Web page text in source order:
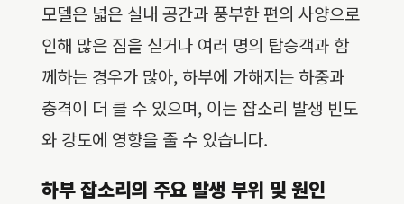
모델은 넓은 실내 공간과 풍부한 편의 사양으로
인해 많은 짐을 싣거나 여러 명의 탑승객과 함
께하는 경우가 많아, 하부에 가해지는 하중과
충격이 더 클 수 있으며, 이는 잡소리 발생 빈도
와 강도에 영향을 줄 수 있습니다.
하부 잡소리의 주요 발생 부위 및 원인